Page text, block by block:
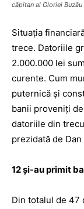
căpitan al Gloriei
Situația
trece. Datoriile
2.000.000 lei
curente. Cum
puternică și
banii proveniți
datoriile din
prezidată de
12 și-au primit
Din totalul de 47